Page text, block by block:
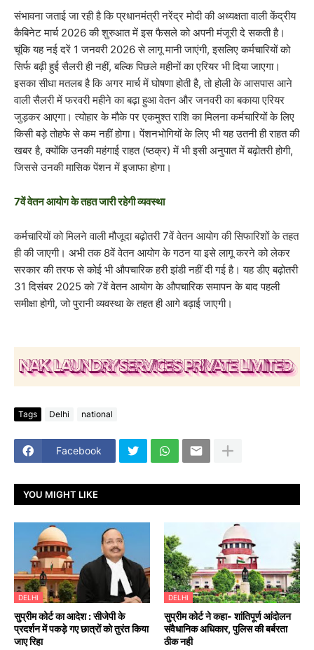
संभावना जताई जा रही है कि प्रधानमंत्री नरेंद्र मोदी की अध्यक्षता वाली केंद्रीय
कैबिनेट मार्च 2026 की शुरुआत में इस फैसले को अपनी मंजूरी दे सकती है।
चूंकि यह नई दरें 1 जनवरी 2026 से लागू मानी जाएंगी, इसलिए कर्मचारियों को
सिर्फ बढ़ी हुई सैलरी ही नहीं, बल्कि पिछले महीनों का एरियर भी दिया जाएगा।
इसका सीधा मतलब है कि अगर मार्च में घोषणा होती है, तो होली के आसपास आने
वाली सैलरी में फरवरी महीने का बढ़ा हुआ वेतन और जनवरी का बकाया एरियर
जुड़कर आएगा। त्योहार के मौके पर एकमुश्त राशि का मिलना कर्मचारियों के लिए
किसी बड़े तोहफे से कम नहीं होगा। पेंशनभोगियों के लिए भी यह उतनी ही राहत की
खबर है, क्योंकि उनकी महंगाई राहत (ष्ठक्र) में भी इसी अनुपात में बढ़ोतरी होगी,
जिससे उनकी मासिक पेंशन में इजाफा होगा।
7वें वेतन आयोग के तहत जारी रहेगी व्यवस्था
कर्मचारियों को मिलने वाली मौजूदा बढ़ोतरी 7वें वेतन आयोग की सिफारिशों के तहत
ही की जाएगी। अभी तक 8वें वेतन आयोग के गठन या इसे लागू करने को लेकर
सरकार की तरफ से कोई भी औपचारिक हरी झंडी नहीं दी गई है। यह डीए बढ़ोतरी
31 दिसंबर 2025 को 7वें वेतन आयोग के औपचारिक समापन के बाद पहली
समीक्षा होगी, जो पुरानी व्यवस्था के तहत ही आगे बढ़ाई जाएगी।
Tags Delhi national
Facebook
YOU MIGHT LIKE
DELHI
सुप्रीम कोर्ट का आदेश : सीजेपी के
प्रदर्शन में पकड़े गए छात्रों को तुरंत किया
जाए रिहा
DELHI
सुप्रीम कोर्ट ने कहा- शांतिपूर्ण आंदोलन
संवैधानिक अधिकार, पुलिस की बर्बरता
ठीक नही